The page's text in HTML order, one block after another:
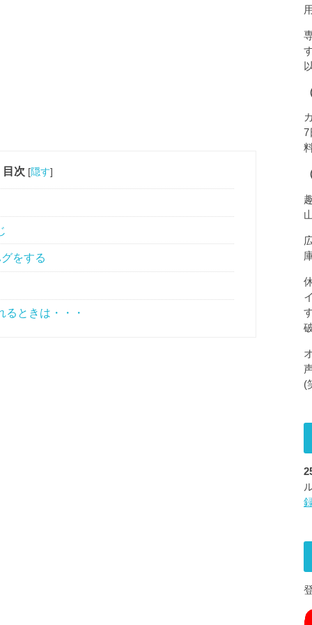
目次 [隠す]
をする
ときは・・・
7
(